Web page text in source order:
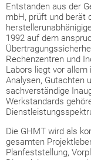
Entstanden aus der
mbH, prüft und berät
1992 auf dem
Rechenzentren und
Labors liegt vor
Analysen, Gutachten
sachverständige
Werkstandards
Die GHMT wird als
gesamten
Planfeststellung,